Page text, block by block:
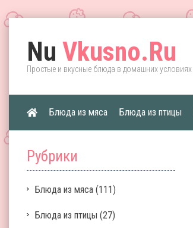
Nu Vkusno.Ru
Простые и вкусные блюда в домашних условиях
Блюда из мяса Блюда из птицы
Рубрики
Блюда из мяса (111)
Блюда из птицы (27)